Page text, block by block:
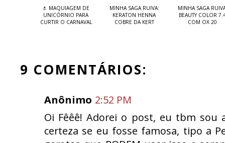
💄 MAQUIAGEM DE
UNICÓRNIO PARA
CURTIR O CARNAVAL
MINHA SAGA RUIVA:
KERATON HENNA
COBRE DA KERT
MINHA SAGA
BEAUTY COLOR
COM OX 20
9 COMENTÁRIOS:
Anônimo 2:52 PM
Oi Fêêê! Adorei o post, eu tbm sou
certeza se eu fosse famosa, tipo a